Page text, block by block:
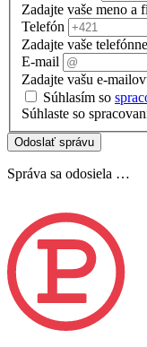
Zadajte vaše meno a
Telefón
Zadajte vaše
E-mail
Zadajte vašu e-
Súhlasím so
Súhlaste so
Odoslať správu
Správa sa odosiela …